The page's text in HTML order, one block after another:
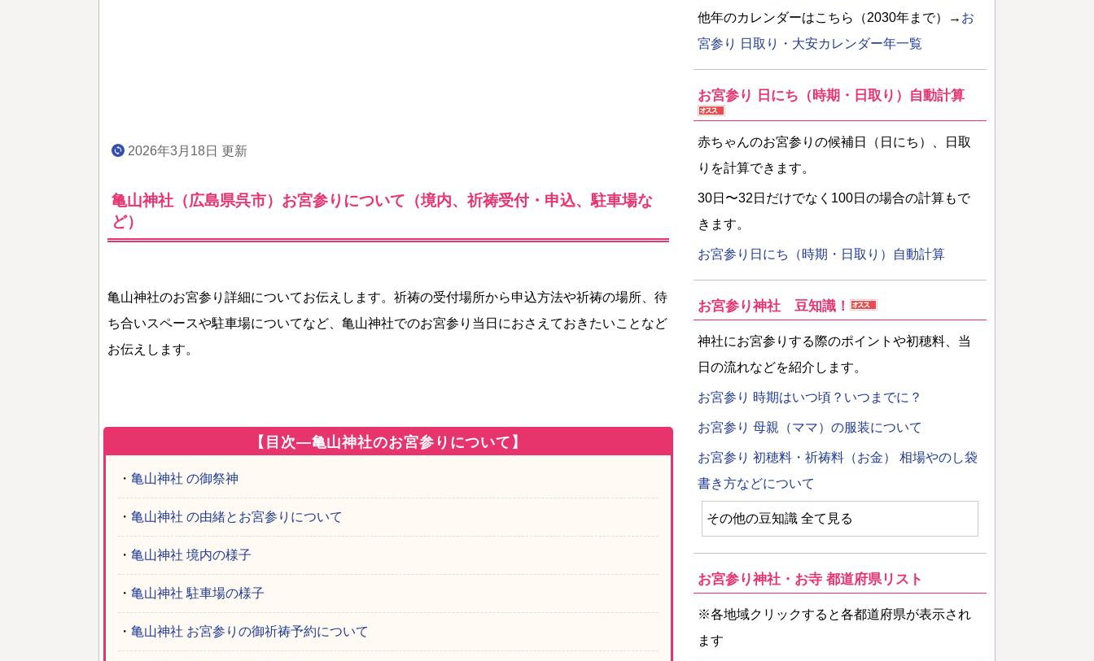
2026年3月18日 更新
亀山神社（広島県呉市）お宮参りについて（境内、祈祷受付・申込、駐車場な
ど）
亀山神社のお宮参り詳細についてお伝えします。祈祷の受付場所から申込方法や祈祷の場所、待
ち合いスペースや駐車場についてなど、亀山神社でのお宮参り当日におさえておきたいことなど
お伝えします。
【目次―亀山神社のお宮参りについて】
・ 亀山神社 の御祭神
・ 亀山神社 の由緒とお宮参りについて
・ 亀山神社 境内の様子
・ 亀山神社 駐車場の様子
・ 亀山神社 お宮参りの御祈祷予約について
他年のカレンダーはこちら（2030年まで）→ お
宮参り 日取り・大安カレンダー年一覧
お宮参り 日にち（時期・日取り）自動計算
赤ちゃんのお宮参りの候補日（日にち）、日取
りを計算できます。
30日〜32日だけでなく100日の場合の計算もで
きます。
お宮参り日にち（時期・日取り）自動計算
お宮参り神社 豆知識！
神社にお宮参りする際のポイントや初穂料、当
日の流れなどを紹介します。
お宮参り 時期はいつ頃？いつまでに？
お宮参り 母親（ママ）の服装について
お宮参り 初穂料・祈祷料（お金） 相場やのし袋
書き方などについて
その他の豆知識 全て見る
お宮参り神社・お寺 都道府県リスト
※各地域クリックすると各都道府県が表示され
ます